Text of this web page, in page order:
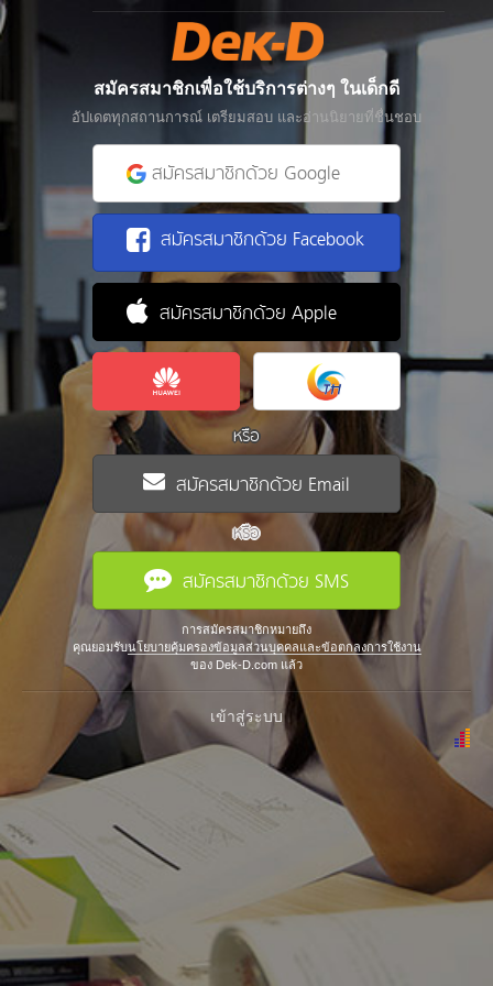
สมัครสมาชิกเพื่อใช้บริการต่างๆ ในเด็กดี
อัปเดตทุกสถานการณ์ เตรียมสอบ และอ่านนิยายที่ชื่นชอบ
สมัครสมาชิกด้วย Google
สมัครสมาชิกด้วย Facebook
สมัครสมาชิกด้วย Apple
หรือ
สมัครสมาชิกด้วย Email
หรือ
สมัครสมาชิกด้วย SMS
การสมัครสมาชิกหมายถึง
คุณยอมรับนโยบายคุ้มครองข้อมูลส่วนบุคคลและข้อตกลงการใช้งาน
ของ Dek-D.com แล้ว
เข้าสู่ระบบ